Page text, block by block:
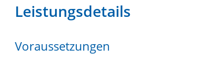
Leistungsdetails
Voraussetzungen